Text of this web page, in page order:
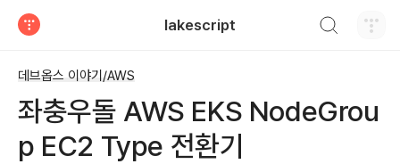
lakescript
데브옵스 이야기/AWS
좌충우돌 AWS EKS NodeGrou
p EC2 Type 전환기